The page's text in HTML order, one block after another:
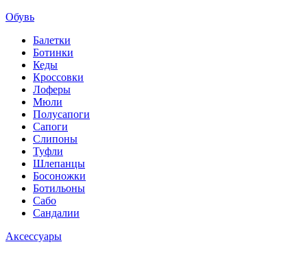
Обувь
Балетки
Ботинки
Кеды
Кроссовки
Лоферы
Мюли
Полусапоги
Сапоги
Слипоны
Туфли
Шлепанцы
Босоножки
Ботильоны
Сабо
Сандалии
Аксессуары